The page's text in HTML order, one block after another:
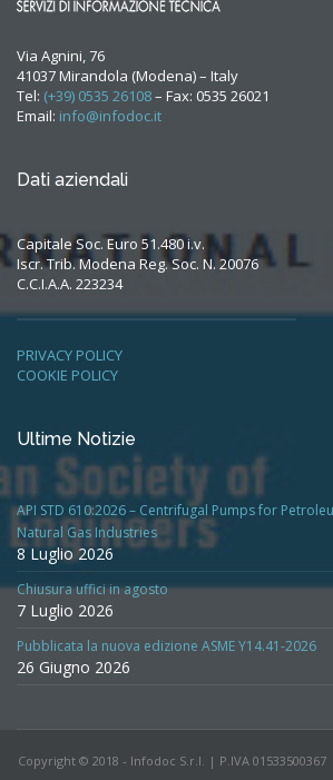
Via Agnini, 76
41037 Mirandola (Modena) – Italy
Tel: (+39) 0535 26108– Fax: 0535 26021
Email: info@infodoc.it
Dati aziendali
Capitale Soc. Euro 51.480 i.v.
Iscr. Trib. Modena Reg. Soc. N. 20076
C.C.I.A.A. 223234
PRIVACY POLICY
COOKIE POLICY
Ultime Notizie
API STD 610:2026 – Centrifugal Pumps for
Natural Gas Industries
8 Luglio 2026
Chiusura uffici in agosto
7 Luglio 2026
Pubblicata la nuova edizione ASME Y14.41-2026
26 Giugno 2026
Copyright © 2018 - Infodoc S.r.l. | P.IVA